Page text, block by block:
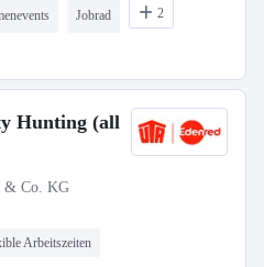
Jobrad 2
Hunting (all
& Co. KG
Arbeitszeiten